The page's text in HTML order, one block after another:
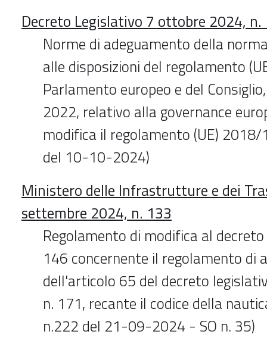
Decreto Legislativo 7 ottobre 2024, n.
Norme di adeguamento della
alle disposizioni del regolamento
Parlamento europeo e del
2022, relativo alla governance
modifica il regolamento (UE) 2018/
del 10-10-2024)
Ministero delle Infrastrutture e dei
settembre 2024, n. 133
Regolamento di modifica al
146 concernente il regolamento di
dell'articolo 65 del decreto
n. 171, recante il codice della
n.222 del 21-09-2024 - SO n. 35)